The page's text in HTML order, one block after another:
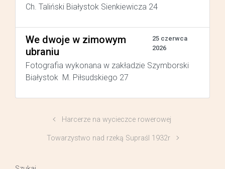
Ch. Taliński Białystok Sienkiewicza 24
We dwoje w zimowym
ubraniu
25 czerwca
2026
Fotografia wykonana w zakładzie Szymborski
Białystok M. Piłsudskiego 27
Harcerze na wycieczce rowerowej
Towarzystwo nad rzeką Supraśl 1932r